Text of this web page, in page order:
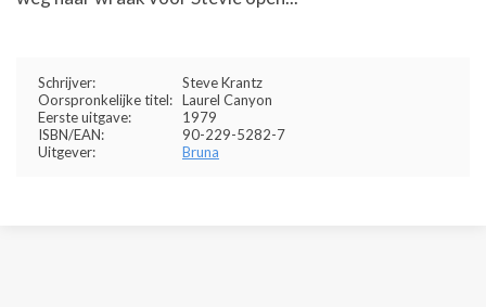
Schrijver:
Steve Krantz
Oorspronkelijke titel: Laurel Canyon
Eerste uitgave:
1979
ISBN/EAN:
90-229-5282-7
Uitgever:
Bruna